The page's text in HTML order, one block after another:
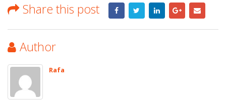
Share this post
Author
Rafa